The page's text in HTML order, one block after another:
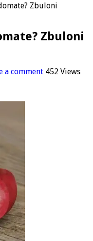
Zbuloni
Zbuloni
a comment 452 Views